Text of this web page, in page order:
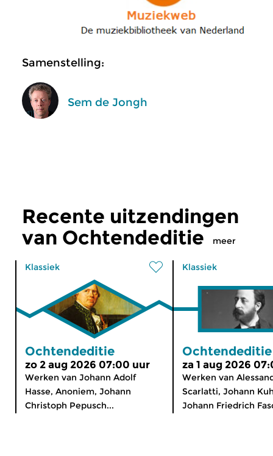
Samenstelling:
Sem de Jongh
Recente uitzendingen
van Ochtendeditie
meer
Klassiek
Ochtendeditie
zo 2 aug 2026 07:00 uur
Werken van Johann Adolf
Hasse, Anoniem, Johann
Christoph Pepusch...
Klassiek
Ochtendeditie
za 1 aug 2026
Werken van
Scarlatti, Johann
Johann Friedrich